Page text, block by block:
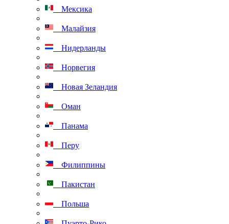
Мексика
Малайзия
Нидерланды
Норвегия
Новая Зеландия
Оман
Панама
Перу
Филиппины
Пакистан
Польша